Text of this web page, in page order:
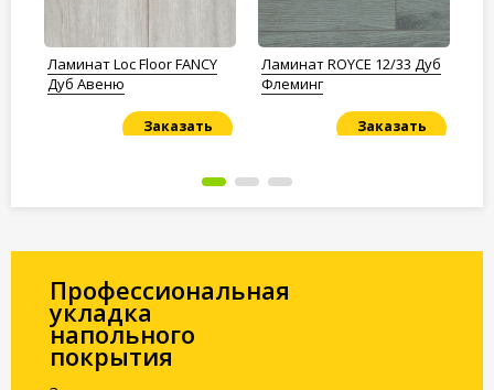
Ламинат Loc Floor FANCY
Дуб Авеню
Заказать
Ламинат ROYCE 12/33 Дуб
Флеминг
Заказать
Профессиональная
укладка
напольного
покрытия